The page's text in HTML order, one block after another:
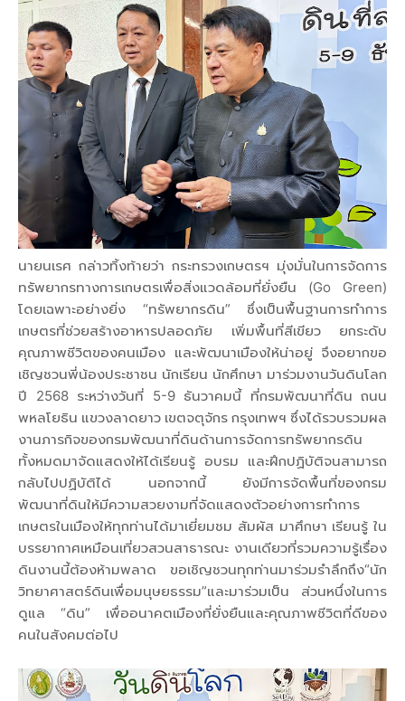
นายนเรศ กล่าวทิ้งท้ายว่า กระทรวงเกษตรฯ มุ่งมั่นในการจัดการ
ทรัพยากรทางการเกษตรเพื่อสิ่งแวดล้อมที่ยั่งยืน (Go Green)
โดยเฉพาะอย่างยิ่ง “ทรัพยากรดิน” ซึ่งเป็นพื้นฐานการทำการ
เกษตรที่ช่วยสร้างอาหารปลอดภัย เพิ่มพื้นที่สีเขียว ยกระดับ
คุณภาพชีวิตของคนเมือง และพัฒนาเมืองให้น่าอยู่ จึงอยากขอ
เชิญชวนพี่น้องประชาชน นักเรียน นักศึกษา มาร่วมงานวันดินโลก
ปี 2568 ระหว่างวันที่ 5-9 ธันวาคมนี้ ที่กรมพัฒนาที่ดิน ถนน
พหลโยธิน แขวงลาดยาว เขตจตุจักร กรุงเทพฯ ซึ่งได้รวบรวมผล
งานภารกิจของกรมพัฒนาที่ดินด้านการจัดการทรัพยากรดิน
ทั้งหมดมาจัดแสดงให้ได้เรียนรู้ อบรม และฝึกปฏิบัติจนสามารถ
กลับไปปฏิบัติได้ นอกจากนี้ ยังมีการจัดพื้นที่ของกรม
พัฒนาที่ดินให้มีความสวยงามที่จัดแสดงตัวอย่างการทำการ
เกษตรในเมืองให้ทุกท่านได้มาเยี่ยมชม สัมผัส มาศึกษา เรียนรู้ ใน
บรรยากาศเหมือนเที่ยวสวนสาธารณะ งานเดียวที่รวมความรู้เรื่อง
ดินงานนี้ต้องห้ามพลาด ขอเชิญชวนทุกท่านมาร่วมรำลึกถึง“นัก
วิทยาศาสตร์ดินเพื่อมนุษยธรรม”และมาร่วมเป็น ส่วนหนึ่งในการ
ดูแล “ดิน” เพื่ออนาคตเมืองที่ยั่งยืนและคุณภาพชีวิตที่ดีของ
คนในสังคมต่อไป